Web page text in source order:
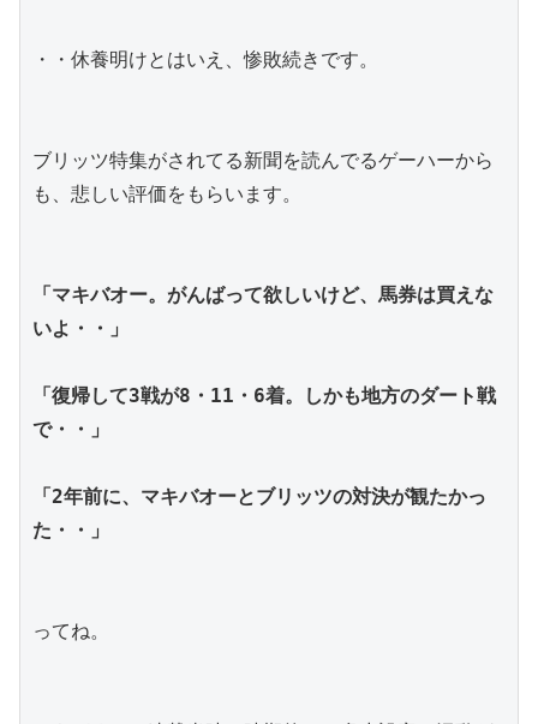
・・休養明けとはいえ、惨敗続きです。
ブリッツ特集がされてる新聞を読んでるゲーハーから
も、悲しい評価をもらいます。
「マキバオー。がんばって欲しいけど、馬券は買えな
いよ・・」
「復帰して3戦が8・11・6着。しかも地方のダート戦
で・・」
「2年前に、マキバオーとブリッツの対決が観たかっ
た・・」
ってね。